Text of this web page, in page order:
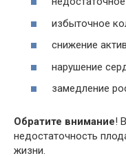
избыточное
снижение
нарушение
замедление
Обратите внимание!
недостаточность
жизни.